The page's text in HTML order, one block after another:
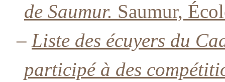
de Saumur. Saumur,
– Liste des écuyers du
participé à des